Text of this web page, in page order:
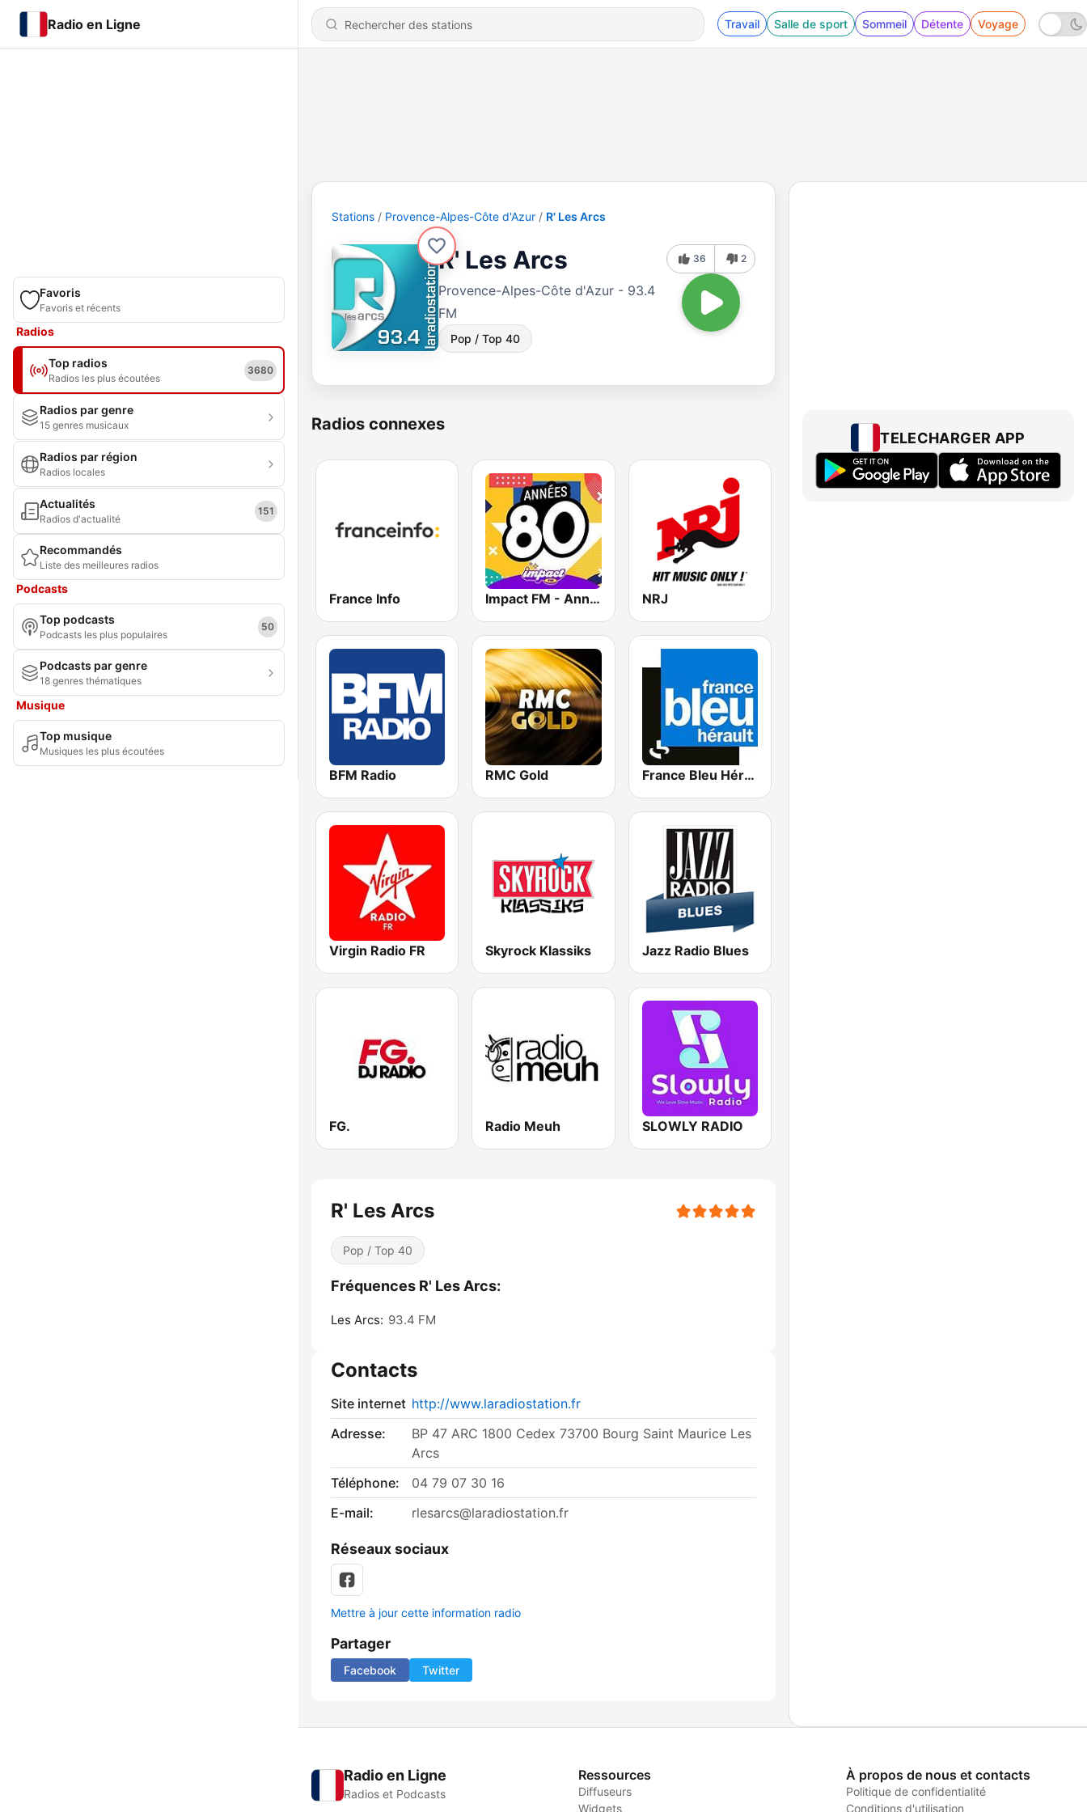
Radio en Ligne Travail Salle de sport Sommeil Détente Voyage
Favoris
Favoris et récents
Radios
Top radios
Radios les plus écoutées
3680
Radios par genre
15 genres musicaux
Radios par région
Radios locales
Actualités
Radios d'actualité
151
Recommandés
Liste des meilleures radios
Podcasts
Top podcasts
Podcasts les plus populaires
50
Podcasts par genre
18 genres thématiques
Musique
Top musique
Musiques les plus écoutées
Stations Provence-Alpes-Côte d'Azur R' Les Arcs
R' Les Arcs
Provence-Alpes-Côte d'Azur - 93.4
FM
Pop / Top 40
36 2
Radios connexes
France Info Impact FM - Années 80 NRJ
BFM Radio RMC Gold France Bleu Hérault
Virgin Radio FR Skyrock Klassiks Jazz Radio Blues
FG. Radio Meuh SLOWLY RADIO
R' Les Arcs
Pop / Top 40
Fréquences R' Les Arcs:
Les Arcs: 93.4 FM
Contacts
Site internet http://www.laradiostation.fr
Adresse:
BP 47 ARC 1800 Cedex 73700 Bourg Saint Maurice Les
Arcs
Téléphone:
04 79 07 30 16
E-mail:
rlesarcs@laradiostation.fr
Réseaux sociaux
Mettre à jour cette information radio
Partager
Facebook Twitter
TELECHARGER APP
Radio en Ligne
Radios et Podcasts
Ressources
Diffuseurs
Widgets
À propos de nous et contacts
Politique de confidentialité
Conditions d'utilisation